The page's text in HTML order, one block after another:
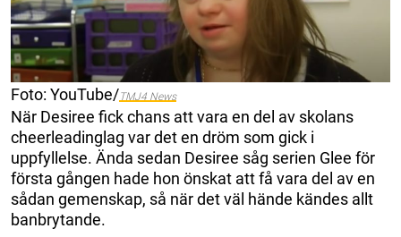
Foto: YouTube/TMJ4 News
När Desiree fick chans att vara en del av skolans
cheerleadinglag var det en dröm som gick i
uppfyllelse. Ända sedan Desiree såg serien Glee för
första gången hade hon önskat att få vara del av en
sådan gemenskap, så när det väl hände kändes allt
banbrytande.